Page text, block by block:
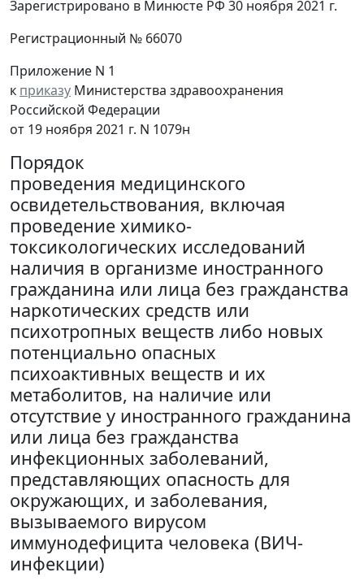
Зарегистрировано в Минюсте РФ 30 ноября 2021 г.
Регистрационный № 66070
Приложение N 1
к приказу Министерства здравоохранения
Российской Федерации
от 19 ноября 2021 г. N 1079н
Порядок
проведения медицинского
освидетельствования, включая
проведение химико-
токсикологических исследований
наличия в организме иностранного
гражданина или лица без гражданства
наркотических средств или
психотропных веществ либо новых
потенциально опасных
психоактивных веществ и их
метаболитов, на наличие или
отсутствие у иностранного гражданина
или лица без гражданства
инфекционных заболеваний,
представляющих опасность для
окружающих, и заболевания,
вызываемого вирусом
иммунодефицита человека (ВИЧ-
инфекции)